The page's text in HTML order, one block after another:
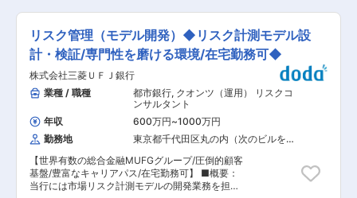
しても引き離せないトピックス ・新たなリスクの
脅威 ∟オープンバンキングなどの普及により新た
なリスクにさらされる ■社員インタビュー
https://www2.deloitte.com/jp/ja/careers/interview/dtra-
interview-004.html ■会社概要 世界最大級のプ
ロフェッショナルファームであるデロイトの一員
として、全世界150カ国・18万人を超える人材の
ネットワークを通じて、国内外の大規模なクライ
アントに対し、IT戦略コンサルタントとしてのサ
ービス提供業務に従事します。 予測がつかないこ
れからの未来に向け、テクノロジー、デジタル、
データに関するリスクマネジメントや、これらを
含むデジタルガバナンスの全体像について、顧客
オの構築および見直し ・投資一任・投資助言業務
における運用判断 ・運用報告資料の作成 ・運用
商品および組入資産の調査・選定 ・データ分析を
通じたパフォーマンス検証 ・資金管理および運用
指図業務 ■魅力点 ・資産運用における意思決定
に関与できる ・多様な資産クラスの分析・運用経
験を積むことができる ・専門性を高めながら運用
キャリアを構築できる ・市場分析から投資判断ま
で一貫して携わることができる ■当社について
三菱UFJフィナンシャル・グループの総合力とグ
ローバルなネットワークを活かし、国内外の投資
家に対して高度な運用サービスを提供していま
す。市場環境の変化に対応しながら、多様な投資
手法を用いた運用を行っています。 変更の範囲：
会社の定める業務
リスク管理（モデル開発）◆リスク計測モデル設
計・検証/専門性を磨ける環境/在宅勤務可◆
株式会社三菱ＵＦＪ銀行
業種 / 職種
都市銀行, クオンツ（運用） リスクコ
ンサルタント
年収
600万円~1000万円
勤務地
東京都千代田区丸の内（次のビルを除
【世界有数の総合金融MUFGグループ/圧倒的顧客
基盤/豊富なキャリアパス/在宅勤務可】 ■概要：
当行には市場リスク計測モデルの開発業務を担当